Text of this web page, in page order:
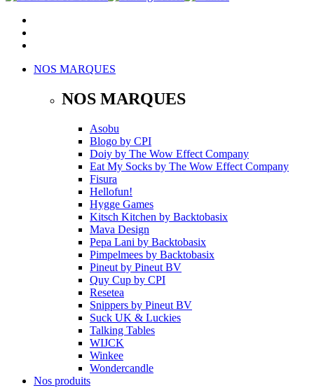
NOS MARQUES
NOS MARQUES
Asobu
Blogo by CPI
Doiy by The Wow Effect Company
Eat My Socks by The Wow Effect Company
Fisura
Hellofun!
Hygge Games
Kitsch Kitchen by Backtobasix
Mava Design
Pepa Lani by Backtobasix
Pimpelmees by Backtobasix
Pineut by Pineut BV
Quy Cup by CPI
Resetea
Snippers by Pineut BV
Suck UK & Luckies
Talking Tables
WIJCK
Winkee
Wondercandle
Nos produits